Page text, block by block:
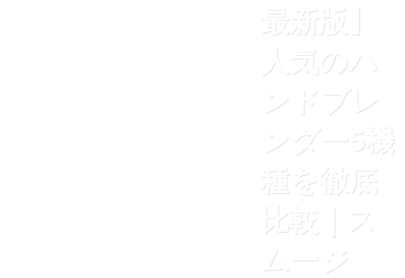
最新版】
人気のハ
ンドブレ
ンダー5機
種を徹底
比較｜ス
ムージ